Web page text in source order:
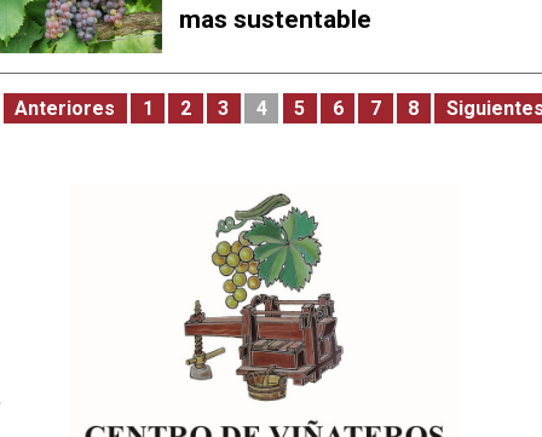
mas sustentable
Anteriores 1 2 3 4 5 6 7 8